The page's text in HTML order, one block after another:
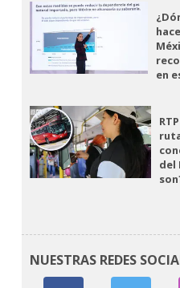
en
del
NUESTRAS REDES